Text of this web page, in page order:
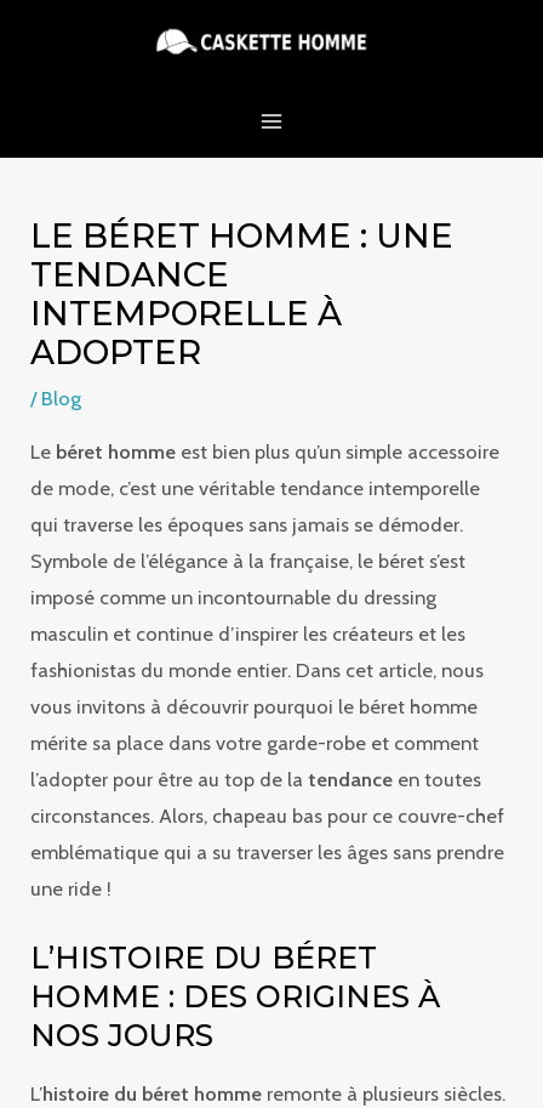
LE BÉRET HOMME : UNE
TENDANCE
INTEMPORELLE À
ADOPTER
/ Blog
Le béret homme est bien plus qu’un simple accessoire
de mode, c’est une véritable tendance intemporelle
qui traverse les époques sans jamais se démoder.
Symbole de l’élégance à la française, le béret s’est
imposé comme un incontournable du dressing
masculin et continue d’inspirer les créateurs et les
fashionistas du monde entier. Dans cet article, nous
vous invitons à découvrir pourquoi le béret homme
mérite sa place dans votre garde-robe et comment
l’adopter pour être au top de la tendance en toutes
circonstances. Alors, chapeau bas pour ce couvre-chef
emblématique qui a su traverser les âges sans prendre
une ride !
L’HISTOIRE DU BÉRET
HOMME : DES ORIGINES À
NOS JOURS
L’histoire du béret homme remonte à plusieurs siècles.